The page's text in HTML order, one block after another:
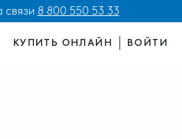
связи 8 800 550 53 33
КУПИТЬ ОНЛАЙН ВОЙТИ